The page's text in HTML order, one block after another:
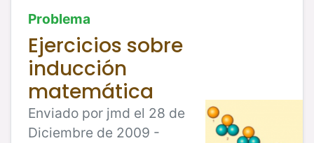
Problema
Ejercicios sobre
inducción
matemática
Enviado por jmd el 28 de
Diciembre de 2009 -